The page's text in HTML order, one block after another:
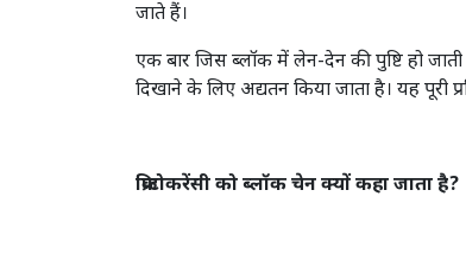
जाते हैं।
एक बार जिस ब्लॉक में लेन-देन की पुष्टि हो
दिखाने के लिए अद्यतन किया जाता है। यह पूरी
क्रिप्टोकरेंसी को ब्लॉक चेन क्यों कहा जाता है?